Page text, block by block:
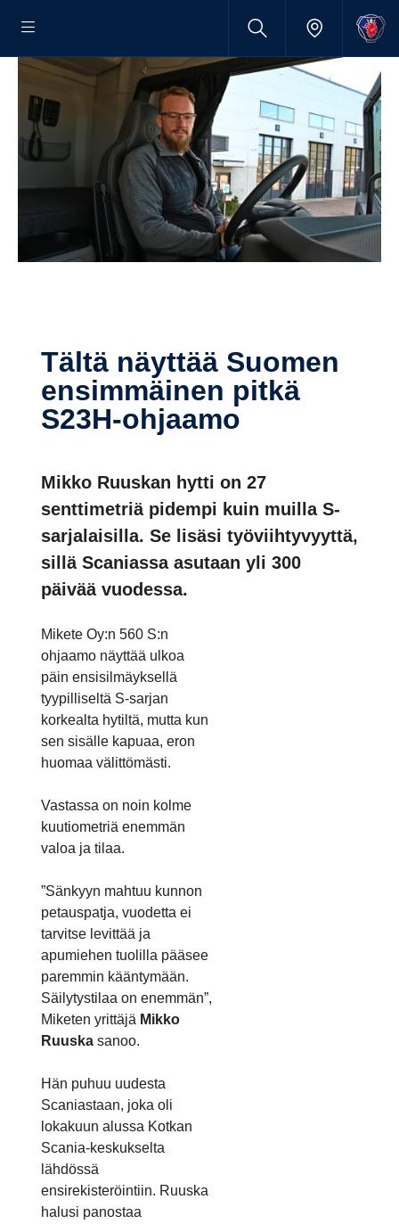
Tältä näyttää Suomen
ensim­mäinen pitkä
S23H-​ohjaamo
Mikko Ruuskan hytti on 27
senttimetriä pidempi kuin muilla S-
sarjalaisilla. Se lisäsi työviihtyvyyttä,
sillä Scaniassa asutaan yli 300
päivää vuodessa.
Mikete Oy:n 560 S:n
ohjaamo näyttää ulkoa
päin ensisilmäyksellä
tyypilliseltä S-sarjan
korkealta hytiltä, mutta kun
sen sisälle kapuaa, eron
huomaa välittömästi.
Vastassa on noin kolme
kuutiometriä enemmän
valoa ja tilaa.
”Sänkyyn mahtuu kunnon
petauspatja, vuodetta ei
tarvitse levittää ja
apumiehen tuolilla pääsee
paremmin kääntymään.
Säilytystilaa on enemmän”,
Miketen yrittäjä Mikko
Ruuska sanoo.
Hän puhuu uudesta
Scaniastaan, joka oli
lokakuun alussa Kotkan
Scania-keskukselta
lähdössä
ensirekisteröintiin. Ruuska
halusi panostaa